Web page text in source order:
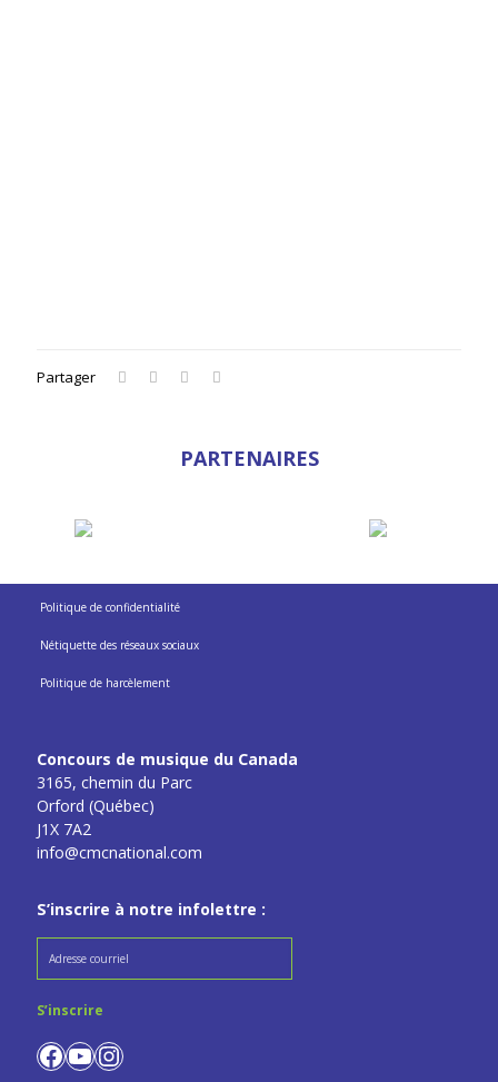
Partager
PARTENAIRES
Politique de confidentialité
Nétiquette des réseaux sociaux
Politique de harcèlement
Concours de musique du Canada
3165, chemin du Parc
Orford (Québec)
J1X 7A2
info@cmcnational.com
S’inscrire à notre infolettre :
Facebook
YouTube
Instagram